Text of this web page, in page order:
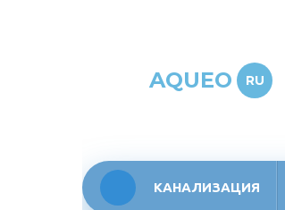
AQUEO RU
КАНАЛИЗАЦИЯ